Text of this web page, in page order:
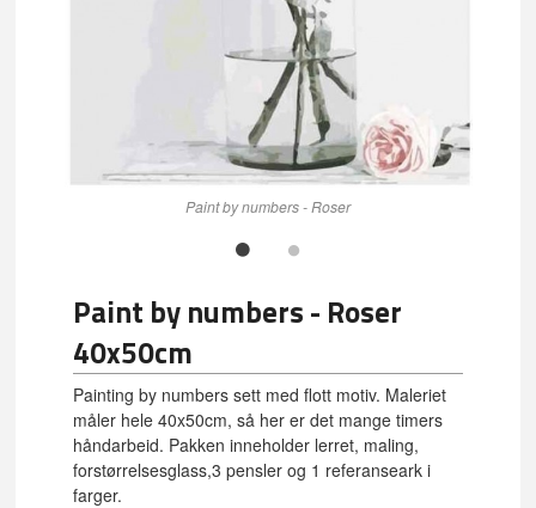
Paint by numbers - Roser
Paint by numbers - Roser
40x50cm
Painting by numbers sett med flott motiv. Maleriet
måler hele 40x50cm, så her er det mange timers
håndarbeid. Pakken inneholder lerret, maling,
forstørrelsesglass,3 pensler og 1 referanseark i
farger.